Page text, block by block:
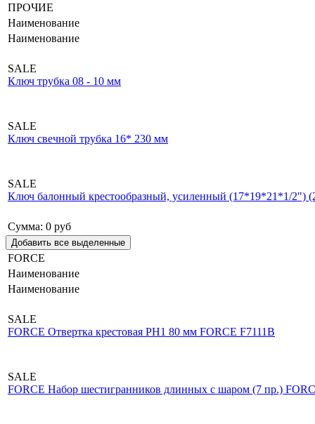
ПРОЧИЕ
Наименование
Наименование
SALE
Ключ трубка 08 - 10 мм
SALE
Ключ свечной трубка 16* 230 мм
SALE
Ключ балонный крестообразный, усиленный (17*19*21*1/2")
Сумма: 0 руб
FORCE
Наименование
Наименование
SALE
FORCE Отвертка крестовая РН1 80 мм FORCE F7111В
SALE
FORCE Набор шестигранников длинных с шаром (7 пр.)